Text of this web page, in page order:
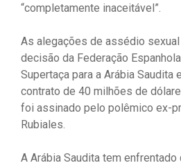
“completamente inaceitável”.
As alegações de assédio
decisão da Federação
Supertaça para a Arábia Saudita
contrato de 40 milhões de
foi assinado pelo polêmico ex-
Rubiales.
A Arábia Saudita tem